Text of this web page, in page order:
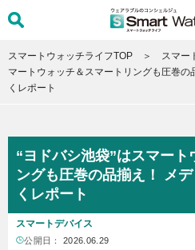
スマートウォッチライフTOP スマー
マートウォッチ＆スマートリングも圧巻
くレポート
“ヨドバシ池袋”はスマート
ングも圧巻の品揃え！ メ
くレポート
スマートデバイス
公開日： 2026.06.29